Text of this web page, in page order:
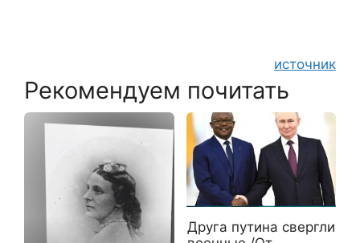
источник
Рекомендуем почитать
Друга путина свергли